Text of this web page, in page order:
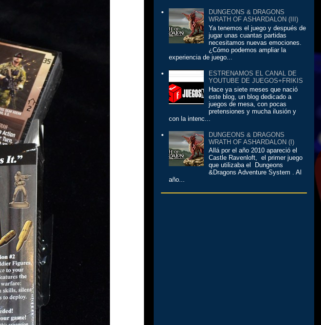
DUNGEONS & DRAGONS
WRATH OF ASHARDALON (III)
Ya tenemos el juego y después de
jugar unas cuantas partidas
necesitamos nuevas emociones.
¿Cómo podemos ampliar la
experiencia de juego...
ESTRENAMOS EL CANAL DE
YOUTUBE DE JUEGOS+FRIKIS
Hace ya siete meses que nació
este blog, un blog dedicado a
juegos de mesa, con pocas
pretensiones y mucha ilusión y
con la intenc...
DUNGEONS & DRAGONS
WRATH OF ASHARDALON (I)
Allá por el año 2010 apareció el
Castle Ravenloft, el primer juego
que utilizaba el Dungeons
&Dragons Adventure System . Al
año...